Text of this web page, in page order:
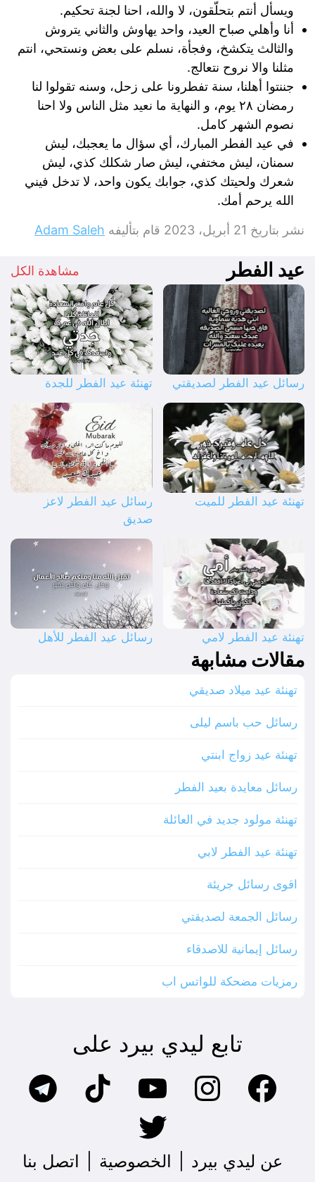
ويسأل أنتم بتحلّقون، لا والله، احنا لجنة تحكيم.
أنا وأهلي صباح العيد، واحد يهاوش والثاني يتروش
والثالث يتكشخ، وفجأة، نسلم على بعض ونستحي، انتم
مثلنا والا نروح نتعالج.
جننتوا أهلنا، سنة تفطرونا على زحل، وسنه تقولوا لنا
رمضان ٢٨ يوم، و النهاية ما نعيد مثل الناس ولا احنا
نصوم الشهر كامل.
في عيد الفطر المبارك، أي سؤال ما يعجبك، ليش
سمنان، ليش مختفي، ليش صار شكلك كذي، ليش
شعرك ولحيتك كذي، جوابك يكون واحد، لا تدخل فيني
الله يرحم أمك.
نشر بتاريخ 21 أبريل، 2023 قام بتأليفه Adam Saleh
عيد الفطر مشاهدة الكل
رسائل عيد الفطر لصديقتي تهنئة عيد الفطر للجدة
تهنئة عيد الفطر للميت
رسائل عيد الفطر لاعز
صديق
تهنئة عيد الفطر لامي رسائل عيد الفطر للأهل
مقالات مشابهة
تهنئة عيد ميلاد صديقي
رسائل حب باسم ليلى
تهنئة عيد زواج ابنتي
رسائل معايدة بعيد الفطر
تهنئة مولود جديد في العائلة
تهنئة عيد الفطر لابي
اقوى رسائل جريئة
رسائل الجمعة لصديقتي
رسائل إيمانية للاصدقاء
رمزيات مضحكة للواتس اب
تابع ليدي بيرد على
عن ليدي بيرد الخصوصية اتصل بنا